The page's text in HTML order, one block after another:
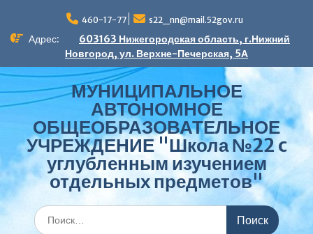
содержимому
460-17-77 s22_nn@mail.52gov.ru
Адрес:
603163 Нижегородская область, г.Нижний
Новгород, ул. Верхне-Печерская, 5А
МУНИЦИПАЛЬНОЕ
АВТОНОМНОЕ
ОБЩЕОБРАЗОВАТЕЛЬНОЕ
УЧРЕЖДЕНИЕ "Школа №22 c
углубленным изучением
отдельных предметов"
Поиск
по: